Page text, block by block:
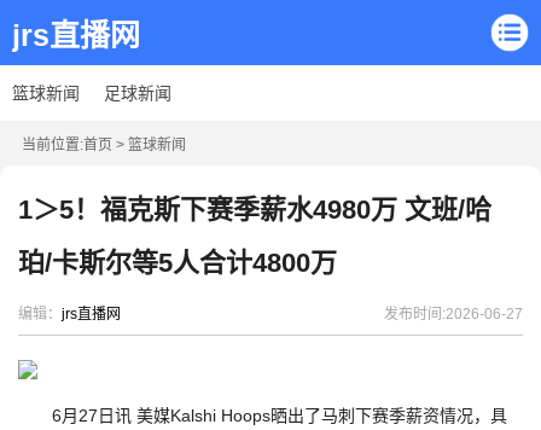
jrs直播网
篮球新闻 足球新闻
当前位置:首页 > 篮球新闻
1＞5！福克斯下赛季薪水4980万 文班/哈
珀/卡斯尔等5人合计4800万
编辑： jrs直播网 发布时间:2026-06-27
6月27日讯 美媒Kalshi Hoops晒出了马刺下赛季薪资情况，具